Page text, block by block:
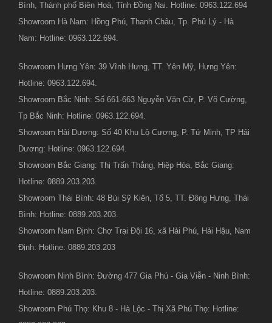
Bình, Thành phố Biên Hoà, Tỉnh Đồng Nai. Hotline: 0963.122.694
Showroom Hà Nam: Hồng Phú, Thanh Châu, Tp. Phủ Lý - Hà
Nam: Hotline: 0963.122.694.
Showroom Hưng Yên: 39 Vĩnh Hưng, TT. Yên Mỹ, Hưng Yên:
Hotline: 0963.122.694.
Showroom Bắc Ninh: Số 661-663 Nguyễn Văn Cừ, P. Võ Cường,
Tp Bắc Ninh: Hotline: 0963.122.694.
Showroom Hải Dương: Số 40 Khu Lộ Cương, P. Tứ Minh, TP Hải
Dương: Hotline: 0963.122.694.
Showroom Bắc Giang: Thị Trấn Thắng, Hiệp Hòa, Bắc Giang:
Hotline: 0889.203.203.
Showroom Thái Bình: 48 Bùi Sỹ Kiên, Tổ 5, TT. Đông Hưng, Thái
Bình: Hotline: 0889.203.203.
Showroom Nam Định: Chợ Trại Đội 16, xã Hải Phú, Hải Hậu, Nam
Định: Hotline: 0889.203.203
Showroom Ninh Bình: Đường 477 Gia Phú - Gia Viễn - Ninh Bình:
Hotline: 0889.203.203.
Showroom Phú Thọ: Khu 8 - Hà Lộc - Thị Xã Phú Thọ: Hotline: